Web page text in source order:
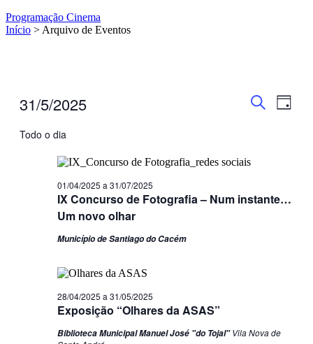
Programação Cinema
Início > Arquivo de Eventos
Eventos
for
31/05/2025
e
de
de
Dia
31/5/2025
a
Todo o dia
IX Concurso de Fotografia – Num instante…
Um novo olhar
01/04/2025 a 31/07/2025
Município de Santiago do Cacém
Exposição “Olhares da ASAS”
28/04/2025 a 31/05/2025
Biblioteca Municipal Manuel José "do Tojal"Vila Nova de